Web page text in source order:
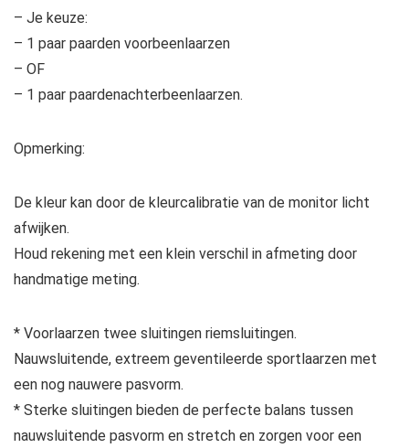
– Je keuze:
– 1 paar paarden voorbeenlaarzen
– OF
– 1 paar paardenachterbeenlaarzen.
Opmerking:
De kleur kan door de kleurcalibratie van de monitor licht
afwijken.
Houd rekening met een klein verschil in afmeting door
handmatige meting.
* Voorlaarzen twee sluitingen riemsluitingen.
Nauwsluitende, extreem geventileerde sportlaarzen met
een nog nauwere pasvorm.
* Sterke sluitingen bieden de perfecte balans tussen
nauwsluitende pasvorm en stretch en zorgen voor een